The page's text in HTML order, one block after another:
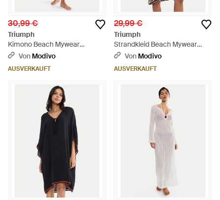
30,99 €
Triumph
Kimono Beach Mywear
Crochet 10226433 Relaxed Fit
Von Modivo
AUSVERKAUFT
29,99 €
Triumph
Strandkleid Beach Mywear
10226474 Relaxed Fit - Braun
Von Modivo
AUSVERKAUFT